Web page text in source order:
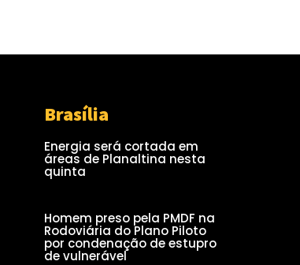
Brasília
Energia será cortada em
áreas de Planaltina nesta
quinta
Homem preso pela PMDF na
Rodoviária do Plano Piloto
por condenação de estupro
de vulnerável